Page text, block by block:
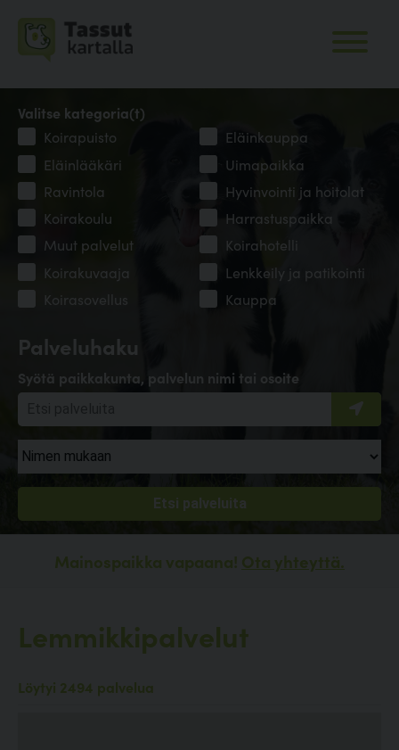
Palveluhaku
Syötä paikkakunta, palvelun nimi tai osoite
Valitse kategoria(t)
Koirapuisto
Eläinkauppa
Eläinlääkäri
Uimapaikka
Ravintola
Hyvinvointi ja hoitolat
Koirakoulu
Harrastuspaikka
Muut palvelut
Koirahotelli
Koirakuvaaja
Lenkkeily ja patikointi
Koirasovellus
Kauppa
Mainospaikka vapaana! Ota yhteyttä.
Lemmikkipalvelut
Löytyi 2494 palvelua